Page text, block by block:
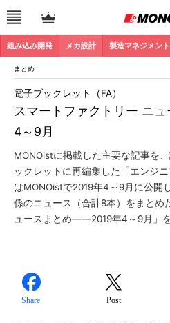
組み込み開発 メカ設計 製造マネジメント
まとめ
スマートファクトリー ニ
4～9月
電子ブックレット（FA）
MONOistに掲載した主要な記事を
ックレットに再編集した「エンジ
はMONOistで2019年4～9月に公開
係のニュース（合計8本）をまとめ
ュースまとめ――2019年4～9月」を
Share Post